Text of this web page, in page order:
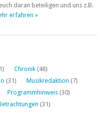
daran beteiligen und uns z.B.
erfahren »
Chronik (48)
(31) Musikredaktion (7)
Programmhinweis (30)
(31)